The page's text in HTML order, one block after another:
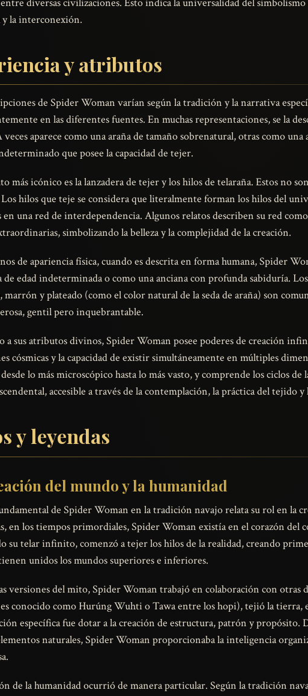
y la interconexión.
y atributos
de Spider Woman varían según la tradición y la narrativa
en las diferentes fuentes. En muchas representaciones, se la
veces aparece como una araña de tamaño sobrenatural, otras como
que posee la capacidad de tejer.
más icónico es la lanzadera de tejer y los hilos de telaraña. Estos no
hilos que teje se considera que literalmente forman los hilos del
una red de interdependencia. Algunos relatos describen su red
simbolizando la belleza y la complejidad de la creación.
de apariencia física, cuando es descrita en forma humana, Spider
edad indeterminada o como una anciana con profunda sabiduría.
marrón y plateado (como el color natural de la seda de araña) son
gentil pero inquebrantable.
a sus atributos divinos, Spider Woman posee poderes de creación
cósmicas y la capacidad de existir simultáneamente en múltiples
desde lo más microscópico hasta lo más vasto, y comprende los ciclos
accesible a través de la contemplación, la práctica del tejido
y leyendas
del mundo y la humanidad
de Spider Woman en la tradición navajo relata su rol en la
en los tiempos primordiales, Spider Woman existía en el corazón del
su telar infinito, comenzó a tejer los hilos de la realidad, creando
unidos los mundos superiores e inferiores.
versiones del mito, Spider Woman trabajó en colaboración con otras
conocido como Hurúng Wuhti o Tawa entre los hopi), tejió la tierra,
específica fue dotar a la creación de estructura, patrón y
naturales, Spider Woman proporcionaba la inteligencia
de la humanidad ocurrió de manera particular. Según la tradición